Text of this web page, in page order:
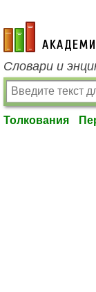
academic.ru
Словари и
Толкования